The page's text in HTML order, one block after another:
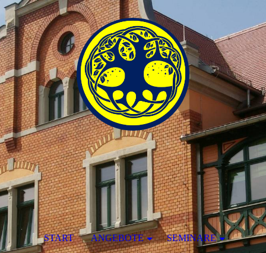
START ANGEBOTE SEMINARE